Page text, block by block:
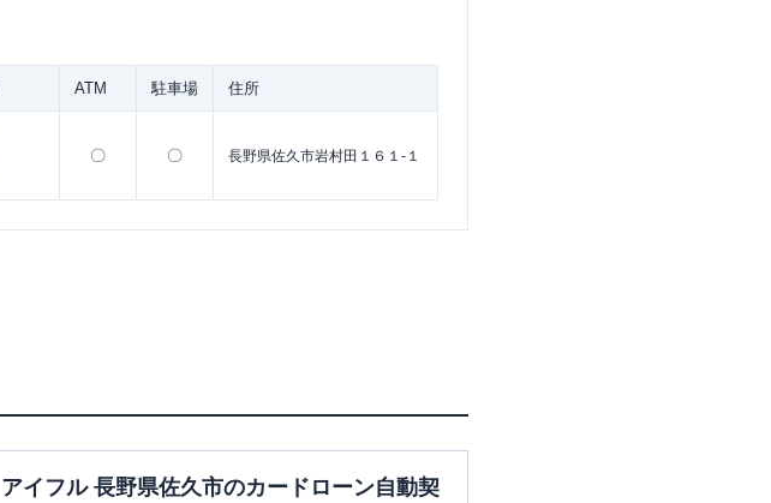
ATM 駐車場 住所
〇 〇 長野県佐久市岩村田１６１-１
アイフル 長野県佐久市のカードローン自動契